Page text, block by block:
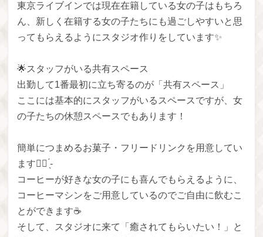
東京ライブインでは現在在籍している女の子はもちろ
ん、新しく在籍する女の子たちにも過ごしやすいと思
ってもらえるようにスタジオ作りをしています✨
🌟スタッフがいる共有スペース
出勤して1番最初に立ち寄るのが「共有スペース」
ここには基本的にスタッフがいるスペースですが、女
の子たちの休憩スペースでもあります！
簡単につまめるお菓子・フリードリンクを用意してい
ます👌🏻 ̖́-‬
コーヒーが好きな女の子にも喜んでもらえるように、
コーヒーマシンをご用意しているのでご自由に飲むこ
とができます☕️
そして、スタジオに来て「癒されてもらいたい！」と